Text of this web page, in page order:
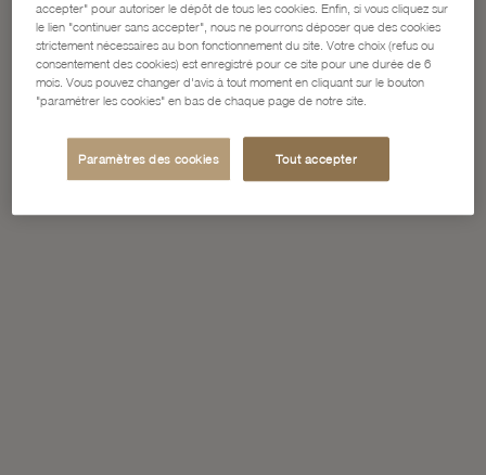
accepter" pour autoriser le dépôt de tous les cookies. Enfin, si vous cliquez sur
le lien "continuer sans accepter", nous ne pourrons déposer que des cookies
strictement nécessaires au bon fonctionnement du site. Votre choix (refus ou
consentement des cookies) est enregistré pour ce site pour une durée de 6
mois. Vous pouvez changer d'avis à tout moment en cliquant sur le bouton
"paramétrer les cookies" en bas de chaque page de notre site.
Paramètres des cookies Tout accepter